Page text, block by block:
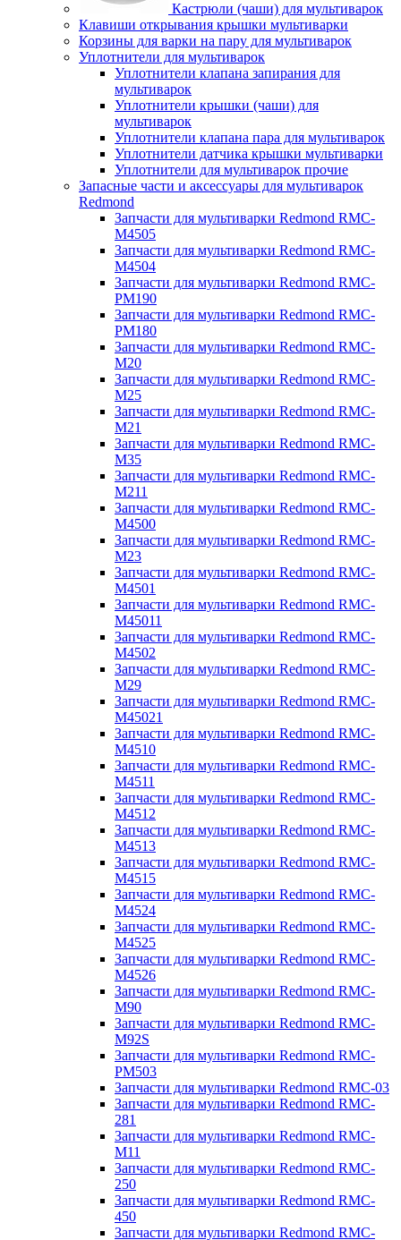
Кастрюли (чаши) для мультиварок
Клавиши открывания крышки мультиварки
Корзины для варки на пару для мультиварок
Уплотнители для мультиварок
Уплотнители клапана запирания для
мультиварок
Уплотнители крышки (чаши) для
мультиварок
Уплотнители клапана пара для мультиварок
Уплотнители датчика крышки мультиварки
Уплотнители для мультиварок прочие
Запасные части и аксессуары для мультиварок
Redmond
Запчасти для мультиварки Redmond RMC-
M4505
Запчасти для мультиварки Redmond RMC-
M4504
Запчасти для мультиварки Redmond RMC-
PM190
Запчасти для мультиварки Redmond RMC-
PM180
Запчасти для мультиварки Redmond RMC-
M20
Запчасти для мультиварки Redmond RMC-
M25
Запчасти для мультиварки Redmond RMC-
M21
Запчасти для мультиварки Redmond RMC-
M35
Запчасти для мультиварки Redmond RMC-
M211
Запчасти для мультиварки Redmond RMC-
M4500
Запчасти для мультиварки Redmond RMC-
M23
Запчасти для мультиварки Redmond RMC-
M4501
Запчасти для мультиварки Redmond RMC-
M45011
Запчасти для мультиварки Redmond RMC-
M4502
Запчасти для мультиварки Redmond RMC-
M29
Запчасти для мультиварки Redmond RMC-
M45021
Запчасти для мультиварки Redmond RMC-
M4510
Запчасти для мультиварки Redmond RMC-
M4511
Запчасти для мультиварки Redmond RMC-
M4512
Запчасти для мультиварки Redmond RMC-
M4513
Запчасти для мультиварки Redmond RMC-
M4515
Запчасти для мультиварки Redmond RMC-
M4524
Запчасти для мультиварки Redmond RMC-
M4525
Запчасти для мультиварки Redmond RMC-
M4526
Запчасти для мультиварки Redmond RMC-
M90
Запчасти для мультиварки Redmond RMC-
M92S
Запчасти для мультиварки Redmond RMC-
PM503
Запчасти для мультиварки Redmond RMC-03
Запчасти для мультиварки Redmond RMC-
281
Запчасти для мультиварки Redmond RMC-
M11
Запчасти для мультиварки Redmond RMC-
250
Запчасти для мультиварки Redmond RMC-
450
Запчасти для мультиварки Redmond RMC-